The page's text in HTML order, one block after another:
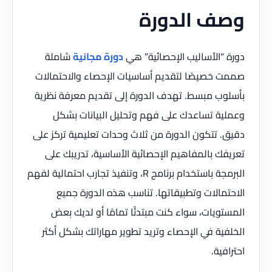
وصف الدورة
دورة “الأساليب الإحصائية” هيدورة مجانيةشاملة
صممت خصيصًا لتقديم أساسيات الإحصاء والاحتمالات
بأسلوب مبسط. تهدف الدورة إلى تقديم معرفة نظرية
وعملية تساعدك على فهم وتحليل البيانات بشكل
دقيق. تتكون الدورة من ثلاث وحدات تعليمية تركز على
تعريفك بالمفاهيم الإحصائية الأساسية، تدريبك على
البرمجة باستخدام برنامج R، وتنفيذ تجارب احتمالية لفهم
الاحتمالات وتطبيقاتها. تناسب هذه الدورة جميع
المستويات، سواء كنت مبتدئًا تمامًا أو لديك بعض
الخلفية في الإحصاء وتريد تطوير مهاراتك بشكل أكثر
احترافية.